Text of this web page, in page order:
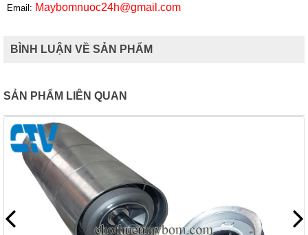
Email: Maybomnuoc24h@gmail.com
BÌNH LUẬN VỀ SẢN PHẨM
SẢN PHẨM LIÊN QUAN